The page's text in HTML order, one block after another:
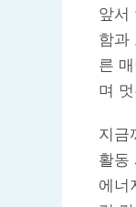
앞서
함과
른
며
지금
활동
에너